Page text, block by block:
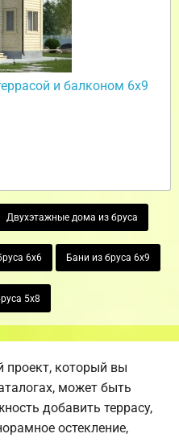
и балконом 6х9
Двухэтажные дома из бруса
6х6 Бани из бруса 6х9
5х8
который вы
может быть
добавить террасу,
остекление,